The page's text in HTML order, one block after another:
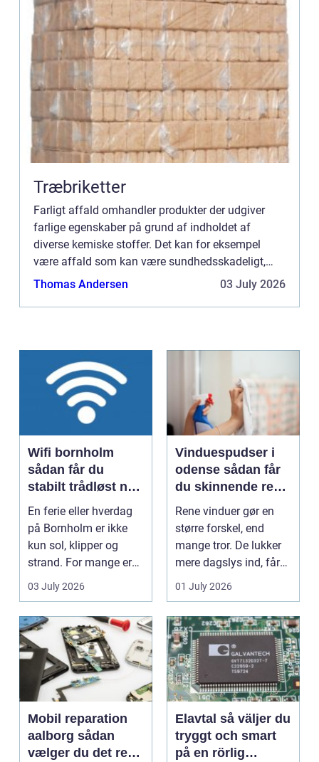
Træbriketter
Farligt affald omhandler produkter der udgiver
farlige egenskaber på grund af indholdet af
diverse kemiske stoffer. Det kan for eksempel
være affald som kan være sundhedsskadeligt,
brandfarlig, skadeligt for miljøet eller blot giftigt.
Thomas Andersen 03 July 2026
Wifi bornholm
sådan får du
stabilt trådløst net
på klippeøen
En ferie eller hverdag
på Bornholm er ikke
kun sol, klipper og
strand. For mange er
en stabil intern...
03 July 2026
Vinduespudser i
odense sådan får
du skinnende rene
ruder året rundt
Rene vinduer gør en
større forskel, end
mange tror. De lukker
mere dagslys ind, får
hjem og erhvervs...
01 July 2026
Mobil reparation
aalborg sådan
vælger du det rette
Elavtal så väljer du
tryggt och smart
på en rörlig